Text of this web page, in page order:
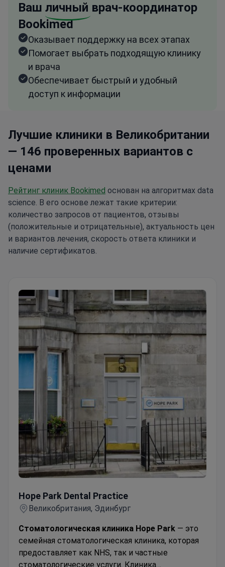
Ваш личный врач-координатор
Bookimed
Оказывает поддержку на всех этапах
Помогает выбрать подходящую клинику
и врача
Обеспечивает быстрый и удобный
доступ к информации
Лучшие клиники в Великобритании
— 146 проверенных вариантов с
ценами
Рейтинг клиник Bookimed основан на алгоритмах data
science. В его основе лежат такие критерии:
количество запросов от пациентов, отзывы
(положительные и отрицательные), актуальность цен
и вариантов лечения, скорость ответа клиники и
наличие сертификатов.
Hope Park Dental Practice
Великобритания, Эдинбург
Стоматологическая клиника Hope Park — это
семейная стоматологическая клиника, которая
предоставляет как NHS, так и частные
стоматологические услуги. Клиника